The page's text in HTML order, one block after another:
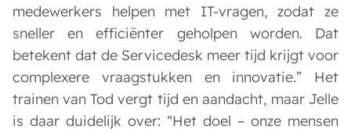
medewerkers helpen met IT-vragen, zodat ze
sneller en efficiënter geholpen worden. Dat
betekent dat de Servicedesk meer tijd krijgt voor
complexere vraagstukken en innovatie.” Het
trainen van Tod vergt tijd en aandacht, maar Jelle
is daar duidelijk over: “Het doel – onze mensen